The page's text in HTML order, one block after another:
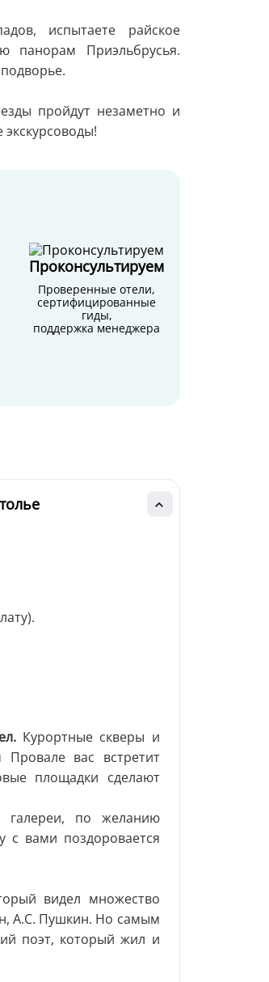
испытаете райское
панорам Приэльбрусья.
пройдут незаметно и
Проконсультируем
Проверенные отели,
сертифицированные
гиды,
поддержка менеджера
Курортные скверы и
вас встретит
площадки сделают
по желанию
вами поздоровается
видел множество
А.С. Пушкин. Но самым
поэт, который жил и